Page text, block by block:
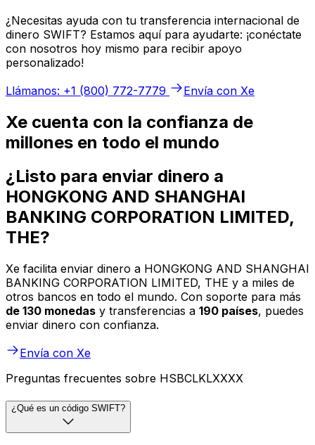
¿Necesitas ayuda con tu transferencia internacional de
dinero SWIFT? Estamos aquí para ayudarte: ¡conéctate
con nosotros hoy mismo para recibir apoyo
personalizado!
Llámanos: +1 (800) 772-7779
Envía con Xe
Xe cuenta con la confianza de
millones en todo el mundo
¿Listo para enviar dinero a
HONGKONG AND SHANGHAI
BANKING CORPORATION LIMITED,
THE?
Xe facilita enviar dinero a HONGKONG AND SHANGHAI
BANKING CORPORATION LIMITED, THE y a miles de
otros bancos en todo el mundo. Con soporte para más
de 130 monedas y transferencias a 190 países, puedes
enviar dinero con confianza.
Envía con Xe
Preguntas frecuentes sobre HSBCLKLXXXX
¿Qué es un código SWIFT?